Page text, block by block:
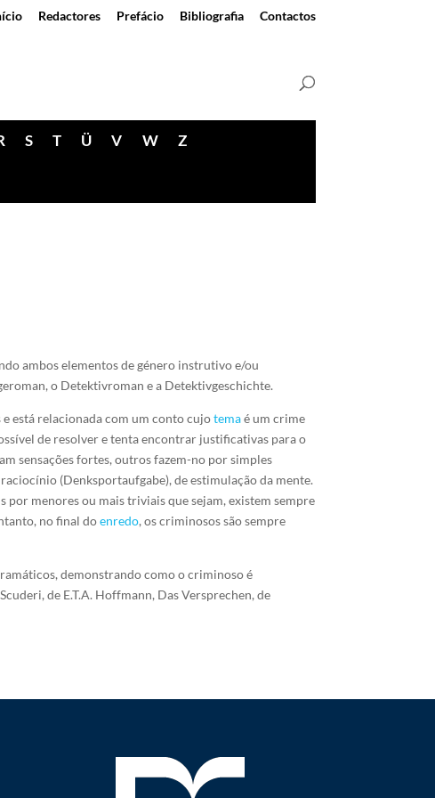
Redactores Prefácio Bibliografia Contactos
S T Ü V W Z
ambos elementos de género instrutivo e/ou
o Detektivroman e a Detektivgeschichte.
está relacionada com um conto cujotemaé um crime
de resolver e tenta encontrar justificativas para o
sensações fortes, outros fazem-no por simples
(Denksportaufgabe), de estimulação da mente.
menores ou mais triviais que sejam, existem sempre
no final doenredo, os criminosos são sempre
demonstrando como o criminoso é
de E.T.A. Hoffmann, Das Versprechen, de